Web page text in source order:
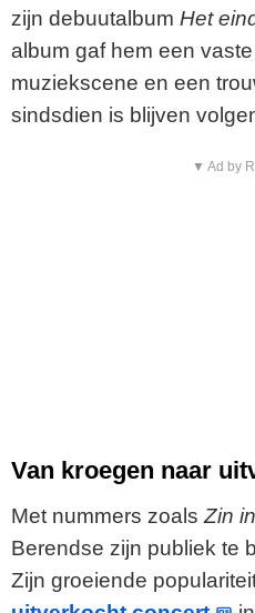
zijn debuutalbum Het
album gaf hem een
muziekscene en een
sindsdien is blijven
▼ Ad by
Van kroegen naar
Met nummers zoals Zin
Berendse zijn publiek te
Zijn groeiende